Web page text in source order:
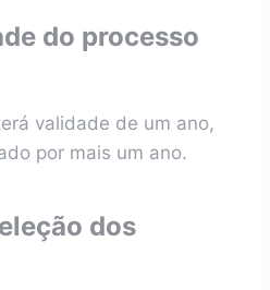
do processo
validade de um ano,
por mais um ano.
dos